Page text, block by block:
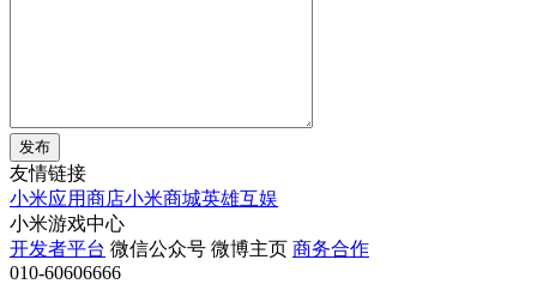
发布
友情链接
小米应用商店小米商城英雄互娱
小米游戏中心
开发者平台 微信公众号 微博主页 商务合作
010-60606666